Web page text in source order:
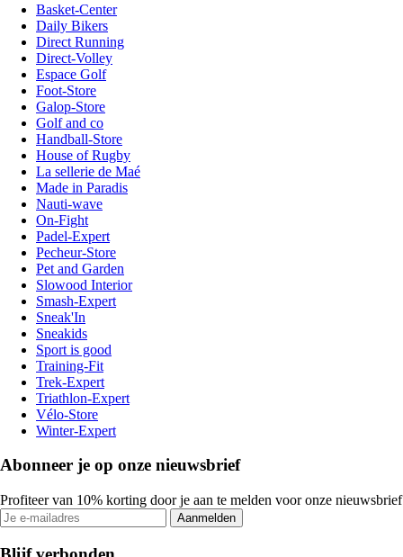
Basket-Center
Daily Bikers
Direct Running
Direct-Volley
Espace Golf
Foot-Store
Galop-Store
Golf and co
Handball-Store
House of Rugby
La sellerie de Maé
Made in Paradis
Nauti-wave
On-Fight
Padel-Expert
Pecheur-Store
Pet and Garden
Slowood Interior
Smash-Expert
Sneak'In
Sneakids
Sport is good
Training-Fit
Trek-Expert
Triathlon-Expert
Vélo-Store
Winter-Expert
Abonneer je op onze nieuwsbrief
Profiteer van 10% korting door je aan te melden voor onze nieuwsbrief
Aanmelden